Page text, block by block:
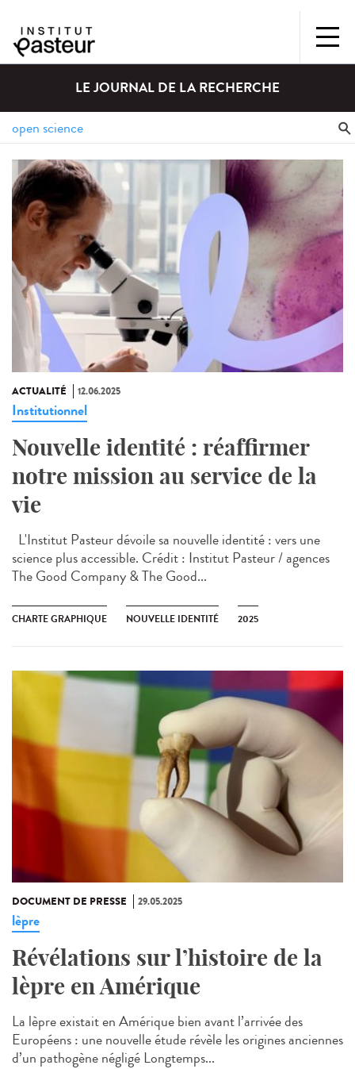
LE JOURNAL DE LA RECHERCHE
ACTUALITÉ 12.06.2025
Institutionnel
Nouvelle identité : réaffirmer
notre mission au service de la
vie
L'Institut Pasteur dévoile sa nouvelle identité : vers une
science plus accessible. Crédit : Institut Pasteur / agences
The Good Company & The Good...
CHARTE GRAPHIQUE NOUVELLE IDENTITÉ 2025
DOCUMENT DE PRESSE 29.05.2025
lèpre
Révélations sur l’histoire de la
lèpre en Amérique
La lèpre existait en Amérique bien avant l’arrivée des
Européens : une nouvelle étude révèle les origines anciennes
d’un pathogène négligé Longtemps...